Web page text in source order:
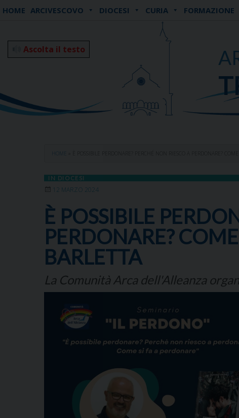
Skip
HOME ARCIVESCOVO DIOCESI CURIA FORMAZIONE
Ascolta il testo
HOME
IN DIOCESI
12 MARZO 2024
È POSSIBILE
PERDONARE?
BARLETTA
La Comunità Arca dell'Alleanza